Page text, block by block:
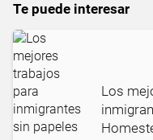
Te puede interesar
Los